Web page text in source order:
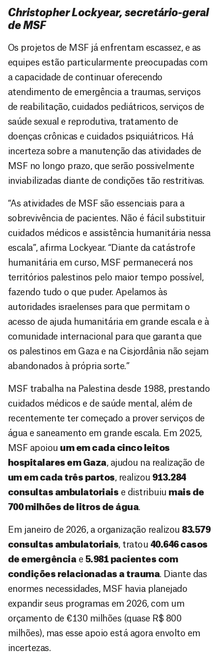
Christopher Lockyear, secretário-geral
de MSF
Os projetos de MSF já enfrentam escassez, e as
equipes estão particularmente preocupadas com
a capacidade de continuar oferecendo
atendimento de emergência a traumas, serviços
de reabilitação, cuidados pediátricos, serviços de
saúde sexual e reprodutiva, tratamento de
doenças crônicas e cuidados psiquiátricos. Há
incerteza sobre a manutenção das atividades de
MSF no longo prazo, que serão possivelmente
inviabilizadas diante de condições tão restritivas.
“As atividades de MSF são essenciais para a
sobrevivência de pacientes. Não é fácil substituir
cuidados médicos e assistência humanitária nessa
escala”, afirma Lockyear. “Diante da catástrofe
humanitária em curso, MSF permanecerá nos
territórios palestinos pelo maior tempo possível,
fazendo tudo o que puder. Apelamos às
autoridades israelenses para que permitam o
acesso de ajuda humanitária em grande escala e à
comunidade internacional para que garanta que
os palestinos em Gaza e na Cisjordânia não sejam
abandonados à própria sorte.”
MSF trabalha na Palestina desde 1988, prestando
cuidados médicos e de saúde mental, além de
recentemente ter começado a prover serviços de
água e saneamento em grande escala. Em 2025,
MSF apoiou um em cada cinco leitos
hospitalares em Gaza , ajudou na realização de
um em cada três partos , realizou 913.284
consultas ambulatoriais e distribuiu mais de
700 milhões de litros de água.
Em janeiro de 2026, a organização realizou 83.579
consultas ambulatoriais , tratou 40.646 casos
de emergência e 5.981 pacientes com
condições relacionadas a trauma. Diante das
enormes necessidades, MSF havia planejado
expandir seus programas em 2026, com um
orçamento de €130 milhões (quase R$ 800
milhões), mas esse apoio está agora envolto em
incertezas.